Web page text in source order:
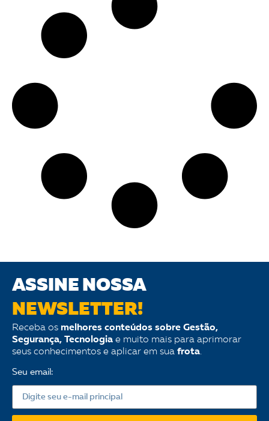
ASSINE NOSSA
NEWSLETTER!
Receba os melhores conteúdos sobre Gestão,
Segurança, Tecnologia e muito mais para aprimorar
seus conhecimentos e aplicar em sua frota.
Seu email: